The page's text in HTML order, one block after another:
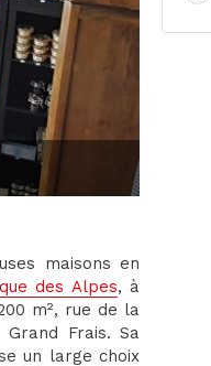
maisons en
des Alpes, à
m², rue de la
Frais. Sa
un large choix